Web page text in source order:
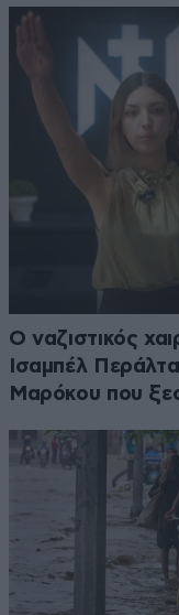
Ο ναζιστικός
Ισαμπέλ
Μαρόκου που